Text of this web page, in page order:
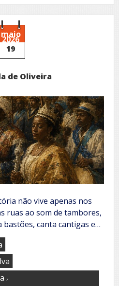
maio
2026
19
de Oliveira
não vive apenas nos
ruas ao som de tambores,
canta cantigas e…
,